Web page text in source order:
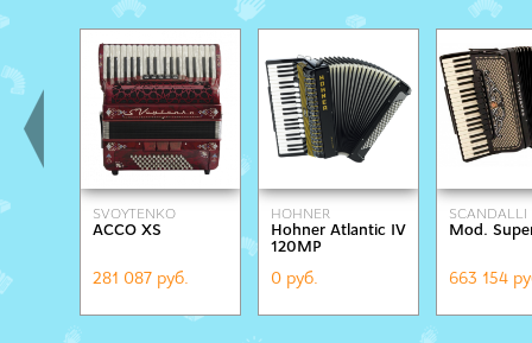
SVOYTENKO
ACCORDIONS
ACCO XS
281 087 руб.
HOHNER
Hohner Atlantic IV
120MP
0 руб.
SCANDALLI
Mod.
663 154